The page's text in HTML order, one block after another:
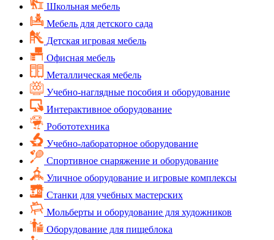
Школьная мебель
Мебель для детского сада
Детская игровая мебель
Офисная мебель
Металлическая мебель
Учебно-наглядные пособия и оборудование
Интерактивное оборудование
Робототехника
Учебно-лабораторное оборудование
Спортивное снаряжение и оборудование
Уличное оборудование и игровые комплексы
Cтанки для учебных мастерских
Мольберты и оборудование для художников
Оборудование для пищеблока